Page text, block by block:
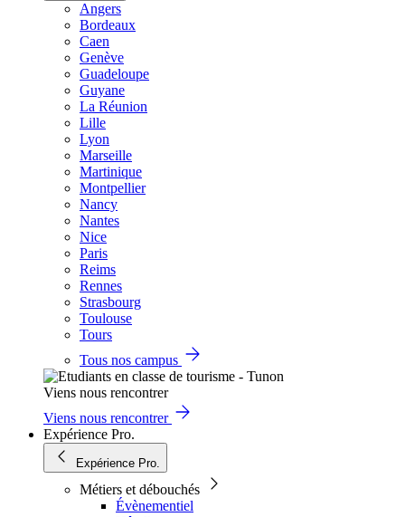
Angers
Bordeaux
Caen
Genève
Guadeloupe
Guyane
La Réunion
Lille
Lyon
Marseille
Martinique
Montpellier
Nancy
Nantes
Nice
Paris
Reims
Rennes
Strasbourg
Toulouse
Tours
Tous nos campus
Viens nous rencontrer
Viens nous rencontrer
Expérience Pro.
Expérience Pro.
Métiers et débouchés
Évènementiel